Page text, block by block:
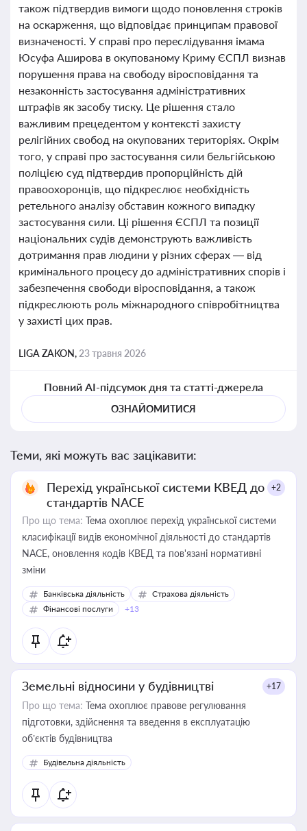
також підтвердив вимоги щодо поновлення строків
на оскарження, що відповідає принципам правової
визначеності. У справі про переслідування імама
Юсуфа Аширова в окупованому Криму ЄСПЛ визнав
порушення права на свободу віросповідання та
незаконність застосування адміністративних
штрафів як засобу тиску. Це рішення стало
важливим прецедентом у контексті захисту
релігійних свобод на окупованих територіях. Окрім
того, у справі про застосування сили бельгійською
поліцією суд підтвердив пропорційність дій
правоохоронців, що підкреслює необхідність
ретельного аналізу обставин кожного випадку
застосування сили. Ці рішення ЄСПЛ та позиції
національних судів демонструють важливість
дотримання прав людини у різних сферах — від
кримінального процесу до адміністративних спорів і
забезпечення свободи віросповідання, а також
підкреслюють роль міжнародного співробітництва
у захисті цих прав.
LIGA ZAKON, 23 травня 2026
Повний AI-підсумок дня та статті-джерела
ОЗНАЙОМИТИСЯ
Теми, які можуть вас зацікавити:
Перехід української системи КВЕД до
стандартів NACE
+2
Про що тема: Тема охоплює перехід української системи
класифікації видів економічної діяльності до стандартів
NACE, оновлення кодів КВЕД та пов'язані нормативні
зміни
Банківська діяльність
Страхова діяльність
Фінансові послуги
+13
Земельні відносини у будівництві +17
Про що тема: Тема охоплює правове регулювання
підготовки, здійснення та введення в експлуатацію
об’єктів будівництва
Будівельна діяльність